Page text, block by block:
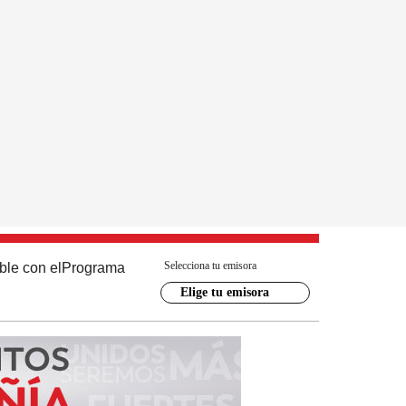
con el Programa Selecciona tu emisora
Elige tu emisora